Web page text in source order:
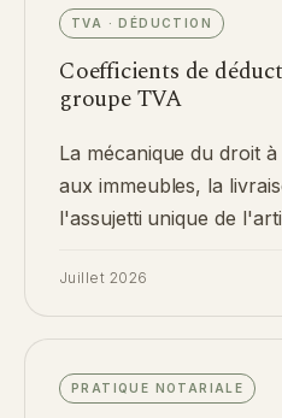
TVA · DÉDUCTION
Coefficients de
groupe TVA
La mécanique du droit
aux immeubles, la
l'assujetti unique de
Juillet 2026
PRATIQUE NOTARIALE